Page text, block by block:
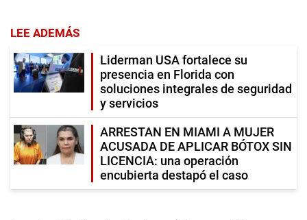
LEE ADEMÁS
Liderman USA fortalece su
presencia en Florida con
soluciones integrales de seguridad
y servicios
ARRESTAN EN MIAMI A MUJER
ACUSADA DE APLICAR BÓTOX SIN
LICENCIA: una operación
encubierta destapó el caso